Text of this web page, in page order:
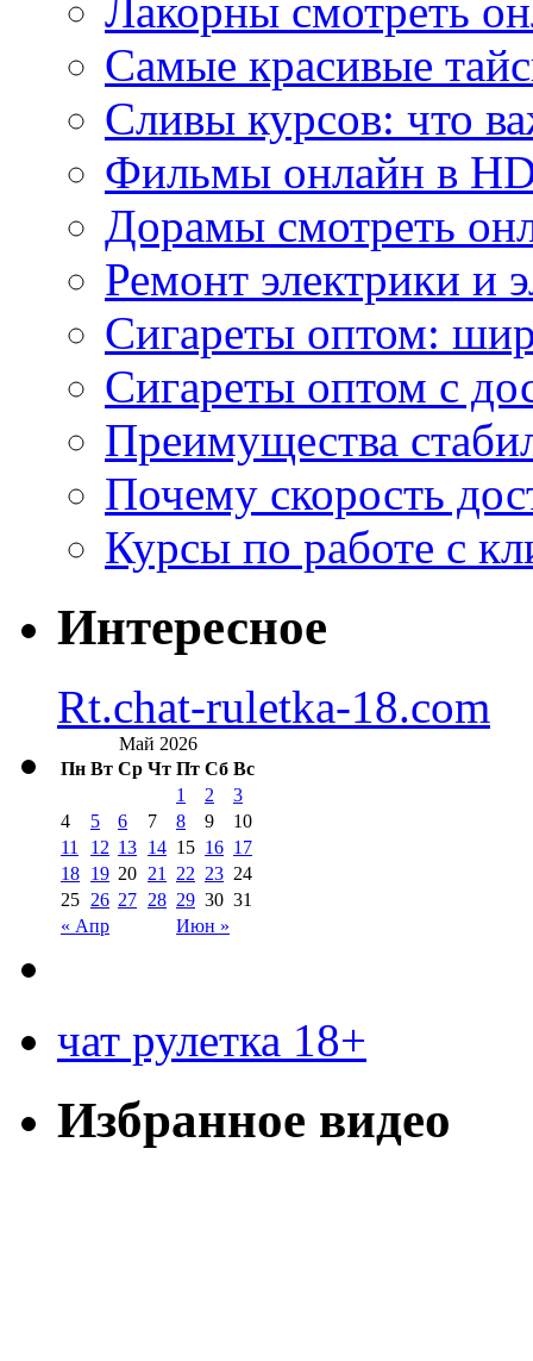
Лакорны смотреть
Самые красивые
Сливы курсов: что
Фильмы онлайн в
Дорамы смотреть
Ремонт электрики и
Сигареты оптом:
Сигареты оптом с
Преимущества
Почему скорость
Курсы по работе с
Интересное
Rt.chat-ruletka-18.com
Май 2026
Пн Вт Ср Чт Пт Сб Вс
« Апр Июн »
1 2
3
4
5 6 7 8 9
10
11
12 13 14 15 16 17
18 19 20 21 22 23 24
25 26 27 28 29 30 31
чат рулетка 18+
Избранное видео